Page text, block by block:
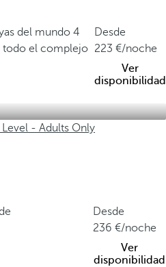
del mundo 4
todo el complejo
Desde
223
/noche
Ver
disponibilidad
- Adults Only
Desde
236
/noche
Ver
disponibilidad